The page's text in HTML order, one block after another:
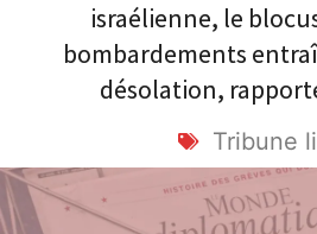
israélienne, le
bombardements
désolation,
Tribune